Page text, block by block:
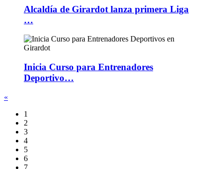
Alcaldía de Girardot lanza primera Liga
…
Inicia Curso para Entrenadores
Deportivo…
«
1
2
3
4
5
6
7